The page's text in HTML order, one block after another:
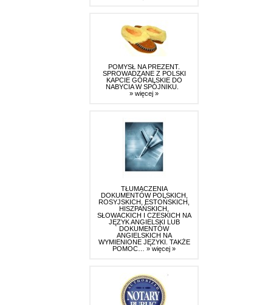
POMYSŁ NA PREZENT.
SPROWADZANE Z POLSKI
KAPCIE GÓRALSKIE DO
NABYCIA W SPÓJNIKU.
» więcej »
TŁUMACZENIA
DOKUMENTÓW POLSKICH,
ROSYJSKICH, ESTOŃSKICH,
HISZPAŃSKICH,
SŁOWACKICH I CZESKICH NA
JĘZYK ANGIELSKI LUB
DOKUMENTÓW
ANGIELSKICH NA
WYMIENIONE JĘZYKI. TAKŻE
POMOC… » więcej »